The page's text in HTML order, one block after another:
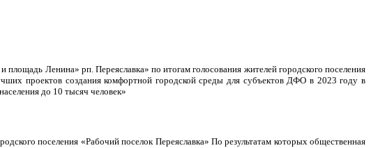
Ленина» рп. Переяславка» по итогам голосования жителей городского поселения
проектов создания комфортной городской среды для субъектов ДФО в 2023 году в
до 10 тысяч человек»
поселения «Рабочий поселок Переяславка» По результатам которых общественная